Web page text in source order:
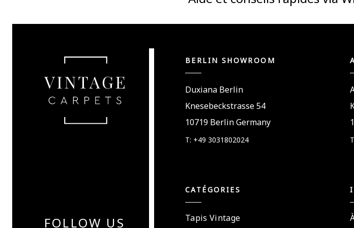
FOLLOW US
BERLIN SHOWROOM
Duxiana Berlin
Knesebeckstrasse 54
10719 Berlin Germany
T: +49 3031802024
CATÉGORIES
Tapis Vintage